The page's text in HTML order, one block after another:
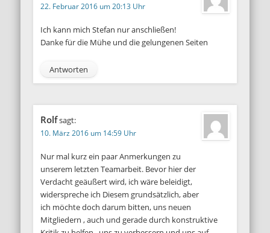
22. Februar 2016 um 20:13 Uhr
Ich kann mich Stefan nur anschließen!
Danke für die Mühe und die gelungenen Seiten
Antworten
Rolfsagt:
10. März 2016 um 14:59 Uhr
Nur mal kurz ein paar Anmerkungen zu
unserem letzten Teamarbeit. Bevor hier der
Verdacht geäußert wird, ich wäre beleidigt,
widerspreche ich Diesem grundsätzlich, aber
ich möchte doch darum bitten, uns neuen
Mitgliedern , auch und gerade durch konstruktive